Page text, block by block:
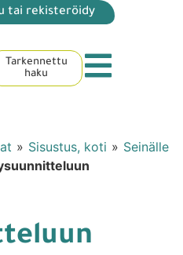
tai rekisteröidy
Tarkennettu
haku
» Sisustus, koti » Seinälle